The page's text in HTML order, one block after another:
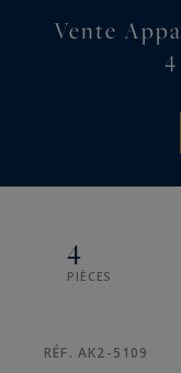
Vente
4
PIÈCES
RÉF. AK2-5109